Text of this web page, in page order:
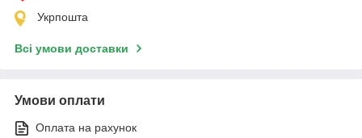
Укрпошта
Всі умови доставки
Умови оплати
Оплата на рахунок